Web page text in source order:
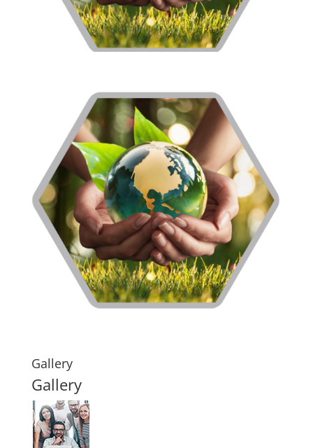
Gallery
Gallery